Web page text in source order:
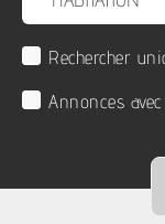
Rechercher
Annonces